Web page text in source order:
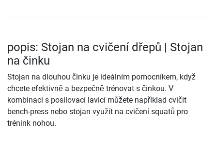
popis: Stojan na cvičení dřepů | Stojan
na činku
Stojan na dlouhou činku je ideálním pomocníkem, když
chcete efektivně a bezpečně trénovat s činkou. V
kombinaci s posilovací lavicí můžete například cvičit
bench-press nebo stojan využít na cvičení squatů pro
trénink nohou.